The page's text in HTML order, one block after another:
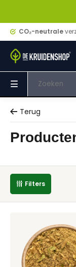
CO₂-neutrale
Terug
Filters